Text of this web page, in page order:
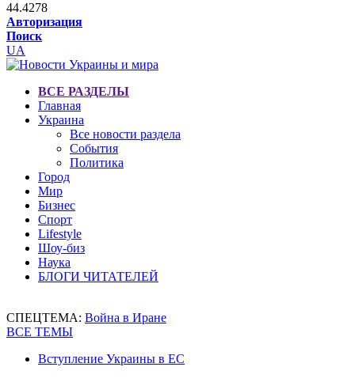
44.4278
Авторизация
Поиск
UA
ВСЕ РАЗДЕЛЫ
Главная
Украина
Все новости раздела
События
Политика
Город
Мир
Бизнес
Спорт
Lifestyle
Шоу-биз
Наука
БЛОГИ ЧИТАТЕЛЕЙ
СПЕЦТЕМА: Война в Иране
ВСЕ ТЕМЫ
Вступление Украины в ЕС